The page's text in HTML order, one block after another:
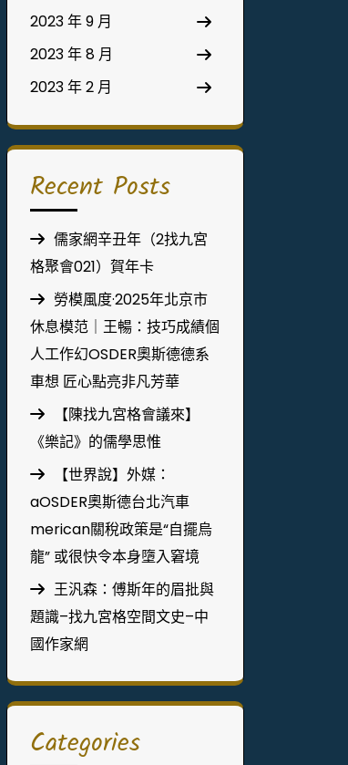
2023 年 9 月
2023 年 8 月
2023 年 2 月
Recent Posts
儒家網辛丑年（2找九宮
格聚會021）賀年卡
勞模風度·2025年北京市
休息模范｜王暢：技巧成績個
人工作幻OSDER奧斯德德系
車想 匠心點亮非凡芳華
【陳找九宮格會議來】
《樂記》的儒學思惟
【世界說】外媒：
aOSDER奧斯德台北汽車
merican關稅政策是“自擺烏
龍” 或很快令本身墮入窘境
王汎森：傅斯年的眉批與
題識–找九宮格空間文史–中
國作家網
Categories